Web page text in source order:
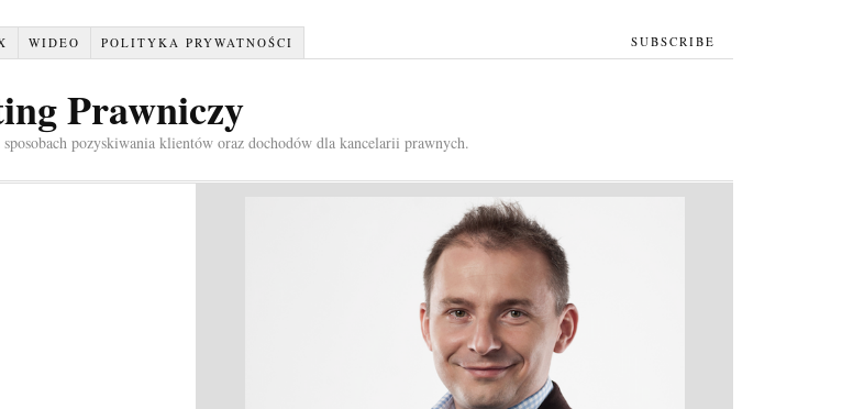
WIDEO POLITYKA PRYWATNOŚCI SUBSCRIBE
Prawniczy
pozyskiwania klientów oraz dochodów dla kancelarii prawnych.